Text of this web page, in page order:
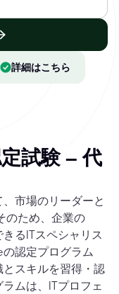
詳細はこちら
試験 – 代
市場のリーダーと
のため、企業の
るITスペシャリス
認定プログラム
スキルを習得・認
ムは、ITプロフェ